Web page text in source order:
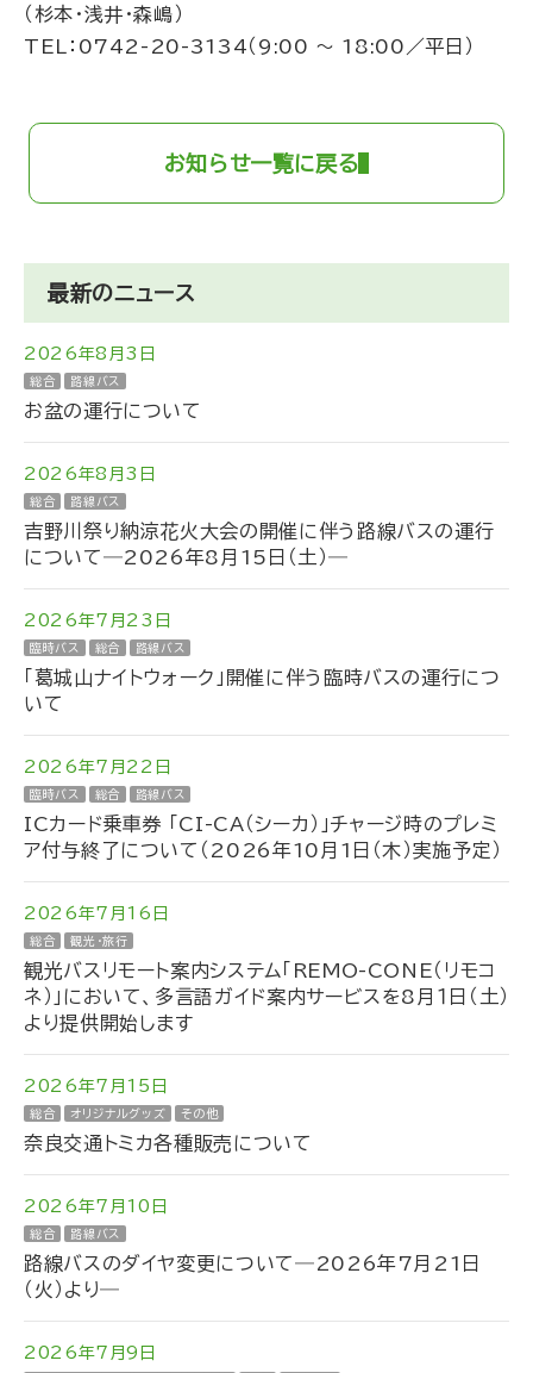
（杉本・浅井・森嶋）
TEL： 0742-20-3134（9:00 ～ 18:00／平日）
お知らせ一覧に戻る
最新のニュース
2026年8月3日
総合 路線バス
お盆の運行について
2026年8月3日
総合 路線バス
吉野川祭り納涼花火大会の開催に伴う路線バスの運行
について―2026年8月15日（土）―
2026年7月23日
臨時バス 総合 路線バス
「葛城山ナイトウォーク」開催に伴う臨時バスの運行につ
いて
2026年7月22日
臨時バス 総合 路線バス
ICカード乗車券 「CI-CA（シーカ）」チャージ時のプレミ
ア付与終了について（2026年10月1日（木）実施予定）
2026年7月16日
総合 観光・旅行
観光バスリモート案内システム「REMO-CONE（リモコ
ネ）」において、多言語ガイド案内サービスを8月１日（土）
より提供開始します
2026年7月15日
総合 オリジナルグッズ その他
奈良交通トミカ各種販売について
2026年7月10日
総合 路線バス
路線バスのダイヤ変更について―2026年7月21日
（火）より―
2026年7月9日